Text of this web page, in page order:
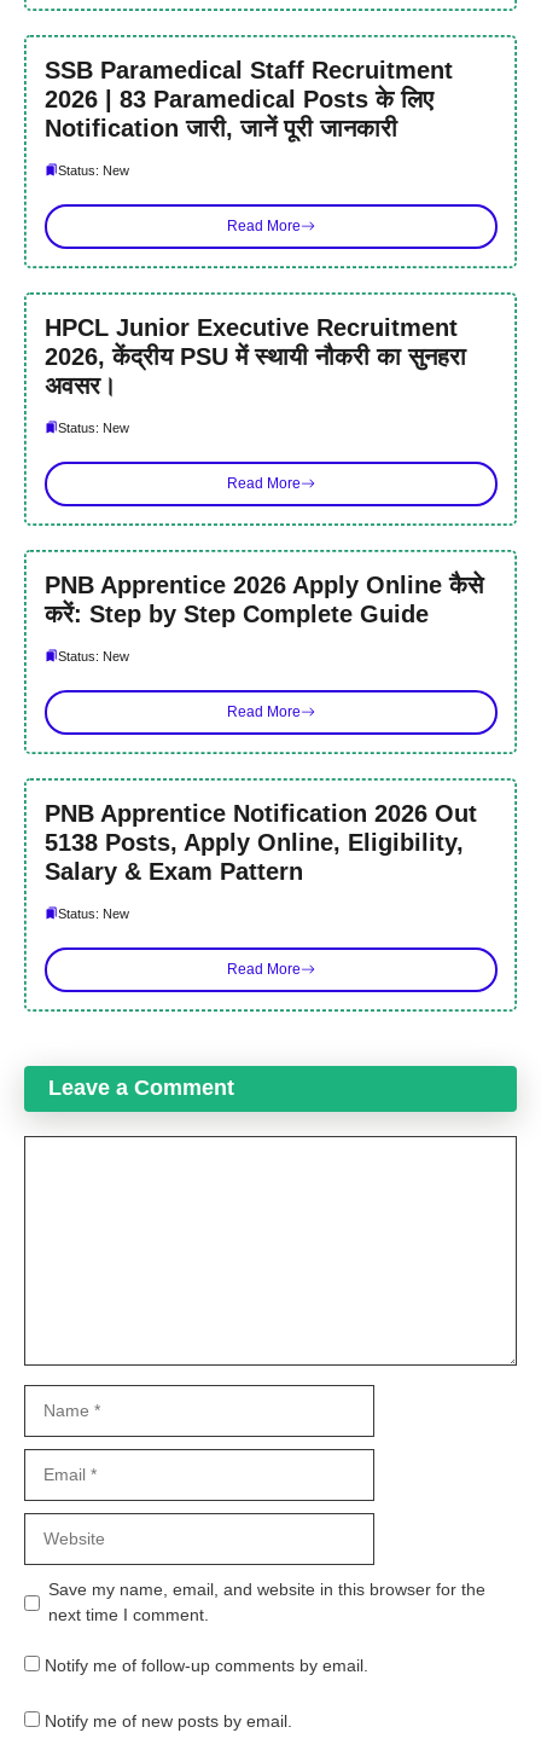
SSB Paramedical Staff Recruitment
2026 | 83 Paramedical Posts के लिए
Notification जारी, जानें पूरी जानकारी
Status: New
Read More
HPCL Junior Executive Recruitment
2026, केंद्रीय PSU में स्थायी नौकरी का सुनहरा
अवसर।
Status: New
Read More
PNB Apprentice 2026 Apply Online कैसे
करें: Step by Step Complete Guide
Status: New
Read More
PNB Apprentice Notification 2026 Out
5138 Posts, Apply Online, Eligibility,
Salary & Exam Pattern
Status: New
Read More
Leave a Comment
Save my name, email, and website in this browser for the
next time I comment.
Notify me of follow-up comments by email.
Notify me of new posts by email.